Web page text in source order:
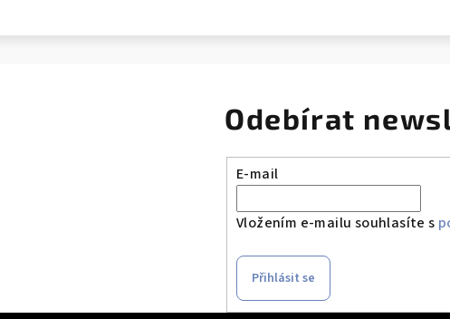
Odebírat
E-mail
Vložením e-mailu souhlasíte s
Přihlásit se